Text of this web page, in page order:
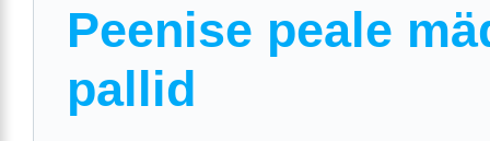
Peenise peale
pallid